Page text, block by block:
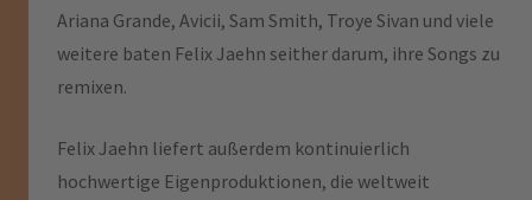
Ariana Grande, Avicii, Sam Smith, Troye Sivan und viele
weitere baten Felix Jaehn seither darum, ihre Songs zu
remixen.
Felix Jaehn liefert außerdem kontinuierlich
hochwertige Eigenproduktionen, die weltweit